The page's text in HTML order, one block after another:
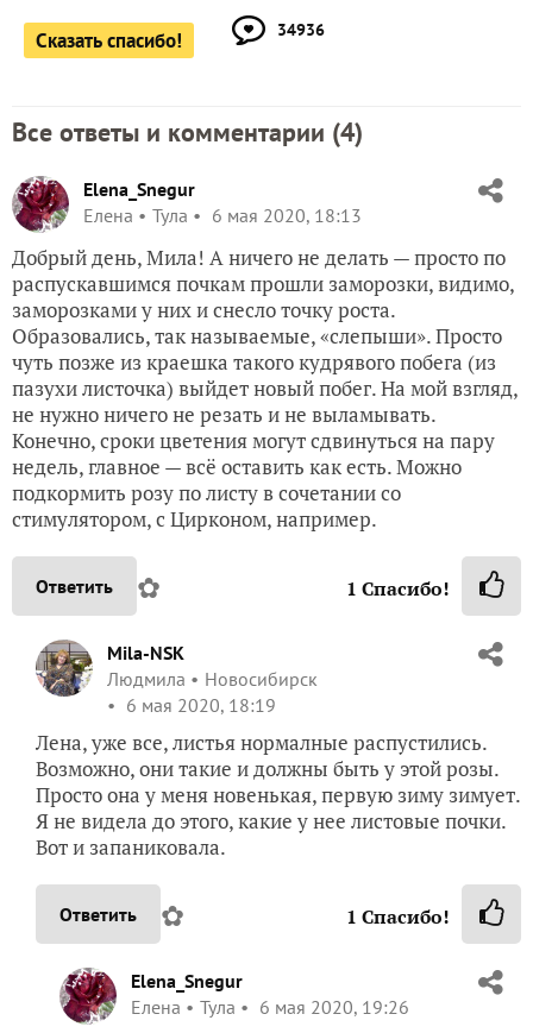
Сказать спасибо! 34936
Все ответы и комментарии (4)
Elena_Snegur
Елена
Тула 6 мая 2020, 18:13
Добрый день, Мила! А ничего не делать — просто по
распускавшимся почкам прошли заморозки, видимо,
заморозками у них и снесло точку роста.
Образовались, так называемые, «слепыши». Просто
чуть позже из краешка такого кудрявого побега (из
пазухи листочка) выйдет новый побег. На мой взгляд,
не нужно ничего не резать и не выламывать.
Конечно, сроки цветения могут сдвинуться на пару
недель, главное — всё оставить как есть. Можно
подкормить розу по листу в сочетании со
стимулятором, с Цирконом, например.
Ответить ✿ 1 Спасибо!
Mila-NSK
Людмила
Новосибирск
6 мая 2020, 18:19
Лена, уже все, листья нормалные распустились.
Возможно, они такие и должны быть у этой розы.
Просто она у меня новенькая, первую зиму зимует.
Я не видела до этого, какие у нее листовые почки.
Вот и запаниковала.
Ответить ✿ 1 Спасибо!
Elena_Snegur
Елена
Тула 6 мая 2020, 19:26